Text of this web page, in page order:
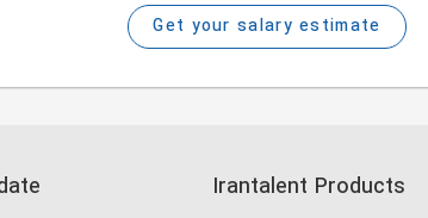
Get your salary estimate
Irantalent Products